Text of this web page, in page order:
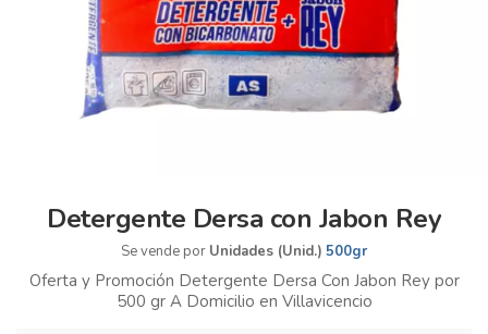
Detergente Dersa con Jabon Rey
Se vende por Unidades (Unid.) 500gr
Oferta y Promoción Detergente Dersa Con Jabon Rey por
500 gr A Domicilio en Villavicencio